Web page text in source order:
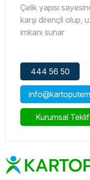
Çelik yapısı
karşı dirençli olup,
imkanı sunar
444 56 50
Kurumsal